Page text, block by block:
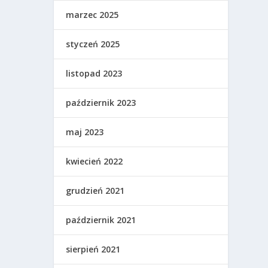
marzec 2025
styczeń 2025
listopad 2023
październik 2023
maj 2023
kwiecień 2022
grudzień 2021
październik 2021
sierpień 2021